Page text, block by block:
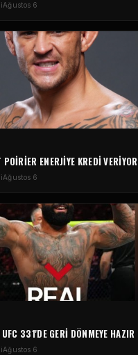
Ağustos 6
ENERJIYE KREDI VERIYOR
Ağustos 6
331'DE GERI DÖNMEYE HAZIR
Ağustos 6